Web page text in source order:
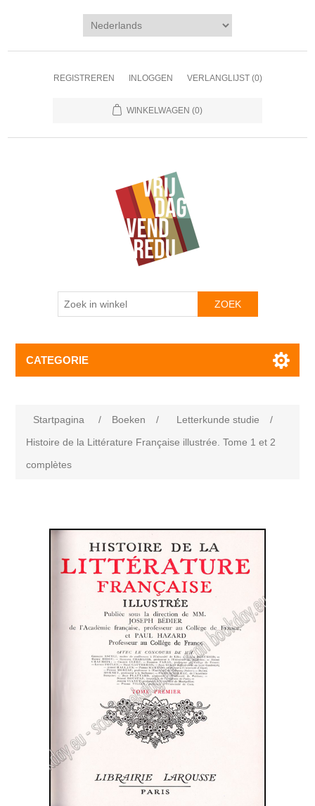
REGISTREREN INLOGGEN VERLANGLIJST (0)
WINKELWAGEN (0)
CATEGORIE
Startpagina / Boeken / Letterkunde studie
/
Histoire de la Littérature Française illustrée. Tome 1 et 2
complètes